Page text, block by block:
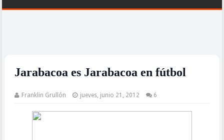
Jarabacoa es Jarabacoa en fútbol
Franklin Grullón jueves, junio 21, 2012 6